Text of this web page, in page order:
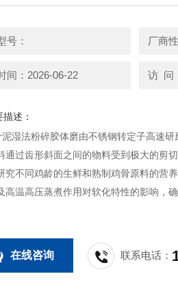
号： 厂商
间：2026-06-22 访 问
述：
泥湿法粉碎胶体磨由不锈钢转定子高速
通过齿形斜面之间的物料受到极大的剪
究不同鸡龄的生鲜和熟制鸡骨原料的营
高温高压蒸煮作用对软化特性的影响，确
在线咨询 联系电话：